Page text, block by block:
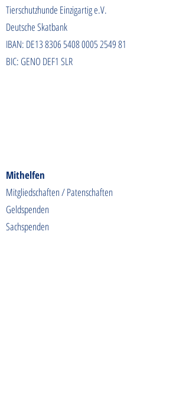
Tierschutzhunde Einzigartig e.V.
Deutsche Skatbank
IBAN: DE138306 5408 0005 254981
BIC: GENO DEF1 SLR
Mithelfen
Mitgliedschaften / Patenschaften
Geldspenden
Sachspenden